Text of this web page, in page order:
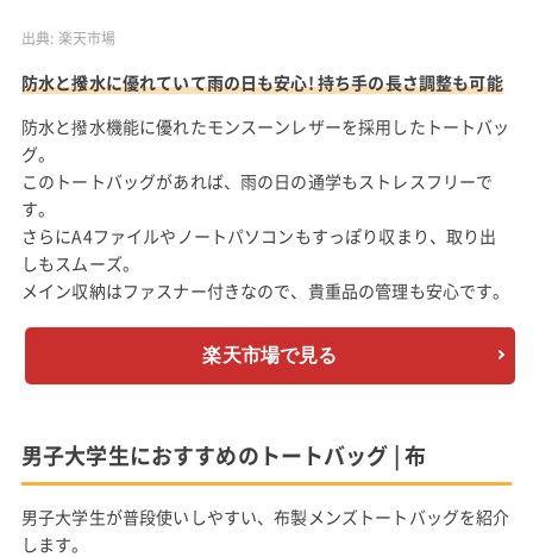
出典: 楽天市場
防水と撥水に優れていて雨の日も安心! 持ち手の長さ調整も可能
防水と撥水機能に優れたモンスーンレザーを採用したトートバッ
グ。
このトートバッグがあれば、雨の日の通学もストレスフリーで
す。
さらにA4ファイルやノートパソコンもすっぽり収まり、取り出
しもスムーズ。
メイン収納はファスナー付きなので、貴重品の管理も安心です。
楽天市場で見る
男子大学生におすすめのトートバッグ | 布
男子大学生が普段使いしやすい、布製メンズトートバッグを紹介
します。